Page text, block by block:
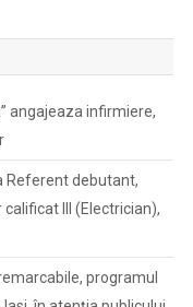
angajeaza infirmiere,
Referent debutant,
III (Electrician),
programul